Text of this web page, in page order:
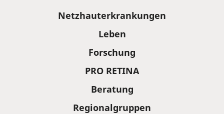
Netzhauterkrankungen
Leben
Forschung
PRO RETINA
Beratung
Regionalgruppen